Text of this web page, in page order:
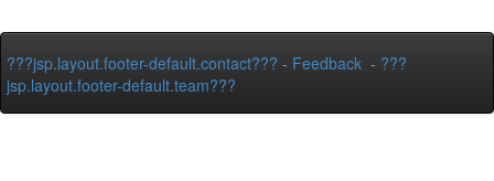
???jsp.layout.footer-default.contact??? - Feedback - ???
jsp.layout.footer-default.team???